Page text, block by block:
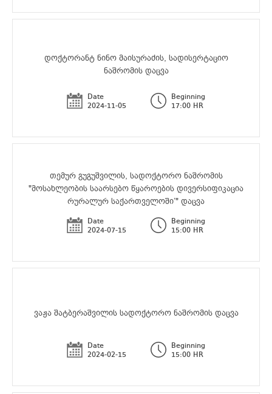
დოქტორანტ ნინო მაისურაძის, სადისერტაციო
ნაშრომის დაცვა
Date
2024-11-05
Beginning
17:00 HR
თემურ გუგუშვილის, სადოქტორო ნაშრომის
"მოსახლეობის საარსებო წყაროების დივერსიფიკაცია
რურალურ საქართველოში’" დაცვა
Date
2024-07-15
Beginning
15:00 HR
ვაჟა შატბერაშვილის სადოქტორო ნაშრომის დაცვა
Date
2024-02-15
Beginning
15:00 HR